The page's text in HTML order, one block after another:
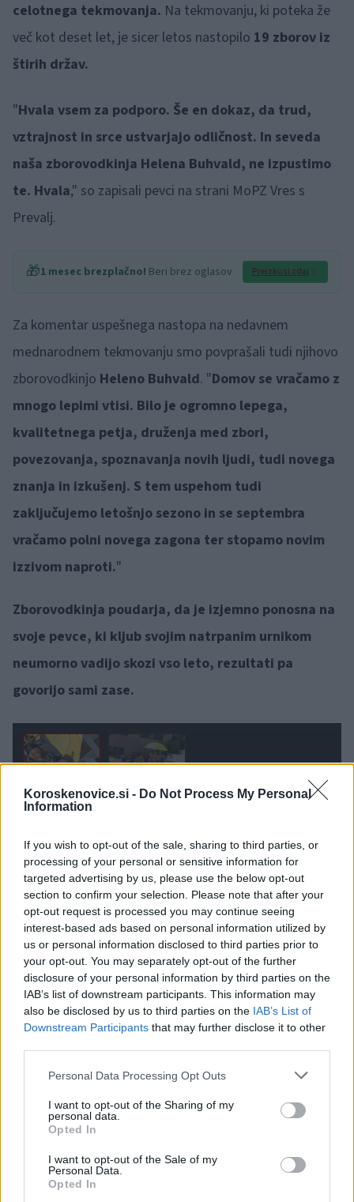
Koroskenovice.si - Do Not Process My Personal
Information
If you wish to opt-out of the sale, sharing to third parties, or
processing of your personal or sensitive information for
targeted advertising by us, please use the below opt-out
section to confirm your selection. Please note that after your
opt-out request is processed you may continue seeing
interest-based ads based on personal information utilized by
us or personal information disclosed to third parties prior to
your opt-out. You may separately opt-out of the further
disclosure of your personal information by third parties on the
IAB’s list of downstream participants. This information may
also be disclosed by us to third parties on the IAB’s List of
Downstream Participants that may further disclose it to other
Please note that this website/app uses one or more Google
not limited to your visit or usage behaviour. You may click to
grant or deny consent to Google and its third-party tags to
use your data for below specified purposes in below Google
consent section.
Personal Data Processing Opt Outs
I want to opt-out of the Sharing of my
personal data.
Opted In
I want to opt-out of the Sale of my
Personal Data.
Opted In
celotnega tekmovanja. Na tekmovanju, ki poteka že
več kot deset let, je sicer letos nastopilo 19 zborov iz
štirih držav.
"Hvala vsem za podporo. Še en dokaz, da trud,
vztrajnost in srce ustvarjajo odličnost. In seveda
naša zborovodkinja Helena Buhvald, ne izpustimo
te. Hvala," so zapisali pevci na strani MoPZ Vres s
Prevalj.
🎁1 mesec brezplačno! Beri brez oglasov Preizkusi zdaj
Za komentar uspešnega nastopa na nedavnem
mednarodnem tekmovanju smo povprašali tudi njihovo
zborovodkinjo Heleno Buhvald. "Domov se vračamo z
mnogo lepimi vtisi. Bilo je ogromno lepega,
kvalitetnega petja, druženja med zbori,
povezovanja, spoznavanja novih ljudi, tudi novega
znanja in izkušenj. S tem uspehom tudi
zaključujemo letošnjo sezono in se septembra
vračamo polni novega zagona ter stopamo novim
izzivom naproti."
Zborovodkinja poudarja, da je izjemno ponosna na
svoje pevce, ki kljub svojim natrpanim urnikom
neumorno vadijo skozi vso leto, rezultati pa
govorijo sami zase.
tekmovanje gostili tudienega najboljših slovenskih
zborovskih dirigentov, Andraža Hauptmana.
Pomagal jim je v ključni fazi priprav na mednarodno
zborovsko tekmovanje Zlatna Lipa Tuhlja. Znanja ni
nikoli dovolj in vsak nasvet pripomore k rasti in razvoju
pevskega zbora kot celote.
Ubrani moški glasovi pod vodstvom nežne ženske
Iskrene čestitke.
Vir: MoPZ Vres